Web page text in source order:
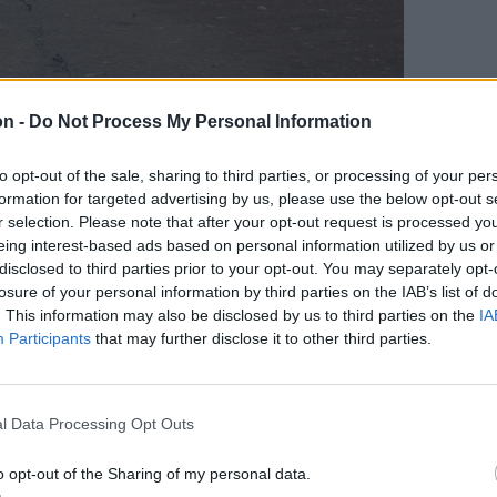
- Do Not Process My Personal Information
opt-out of the sale, sharing to third parties, or processing of your
for targeted advertising by us, please use the below opt-out
selection. Please note that after your opt-out request is processed
interest-based ads based on personal information utilized by us
to third parties prior to your opt-out. You may separately
of your personal information by third parties on the IAB’s list of
This information may also be disclosed by us to third parties on the
Participants that may further disclose it to other third parties.
Data Processing Opt Outs
opt-out of the Sharing of my personal data.
folyamatosan vigyorgó arcát valami
fel, az emberek érezték, hogy közeleg a
évet kell várni az ország koronázatlan
tekintetek ellensúlyaként hömpölyögtek a
fülig érő szájjal vigyorgó autentikus
két véglet összemosódott kedélyállapotát